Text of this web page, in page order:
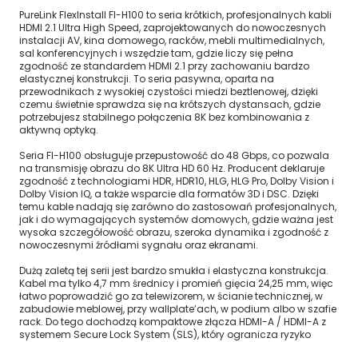
PureLink FlexInstall FI-H100 to seria krótkich, profesjonalnych kabli
HDMI 2.1 Ultra High Speed, zaprojektowanych do nowoczesnych
instalacji AV, kina domowego, racków, mebli multimedialnych,
sal konferencyjnych i wszędzie tam, gdzie liczy się pełna
zgodność ze standardem HDMI 2.1 przy zachowaniu bardzo
elastycznej konstrukcji. To seria pasywna, oparta na
przewodnikach z wysokiej czystości miedzi beztlenowej, dzięki
czemu świetnie sprawdza się na krótszych dystansach, gdzie
potrzebujesz stabilnego połączenia 8K bez kombinowania z
aktywną optyką.
Seria FI-H100 obsługuje przepustowość do 48 Gbps, co pozwala
na transmisję obrazu do 8K Ultra HD 60 Hz. Producent deklaruje
zgodność z technologiami HDR, HDR10, HLG, HLG Pro, Dolby Vision i
Dolby Vision IQ, a także wsparcie dla formatów 3D i DSC. Dzięki
temu kable nadają się zarówno do zastosowań profesjonalnych,
jak i do wymagających systemów domowych, gdzie ważna jest
wysoka szczegółowość obrazu, szeroka dynamika i zgodność z
nowoczesnymi źródłami sygnału oraz ekranami.
Dużą zaletą tej serii jest bardzo smukła i elastyczna konstrukcja.
Kabel ma tylko 4,7 mm średnicy i promień gięcia 24,25 mm, więc
łatwo poprowadzić go za telewizorem, w ścianie technicznej, w
zabudowie meblowej, przy wallplate’ach, w podium albo w szafie
rack. Do tego dochodzą kompaktowe złącza HDMI-A / HDMI-A z
systemem Secure Lock System (SLS), który ogranicza ryzyko